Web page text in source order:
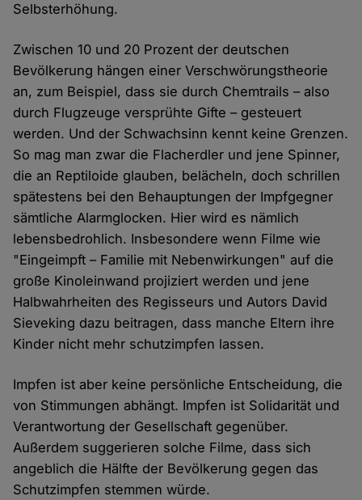
Selbsterhöhung.
Zwischen 10 und 20 Prozent der deutschen
Bevölkerung hängen einer Verschwörungstheorie
an, zum Beispiel, dass sie durch Chemtrails – also
durch Flugzeuge versprühte Gifte – gesteuert
werden. Und der Schwachsinn kennt keine Grenzen.
So mag man zwar die Flacherdler und jene Spinner,
die an Reptiloide glauben, belächeln, doch schrillen
spätestens bei den Behauptungen der Impfgegner
sämtliche Alarmglocken. Hier wird es nämlich
lebensbedrohlich. Insbesondere wenn Filme wie
"Eingeimpft – Familie mit Nebenwirkungen" auf die
große Kinoleinwand projiziert werden und jene
Halbwahrheiten des Regisseurs und Autors David
Sieveking dazu beitragen, dass manche Eltern ihre
Kinder nicht mehr schutzimpfen lassen.
Impfen ist aber keine persönliche Entscheidung, die
von Stimmungen abhängt. Impfen ist Solidarität und
Verantwortung der Gesellschaft gegenüber.
Außerdem suggerieren solche Filme, dass sich
angeblich die Hälfte der Bevölkerung gegen das
Schutzimpfen stemmen würde.